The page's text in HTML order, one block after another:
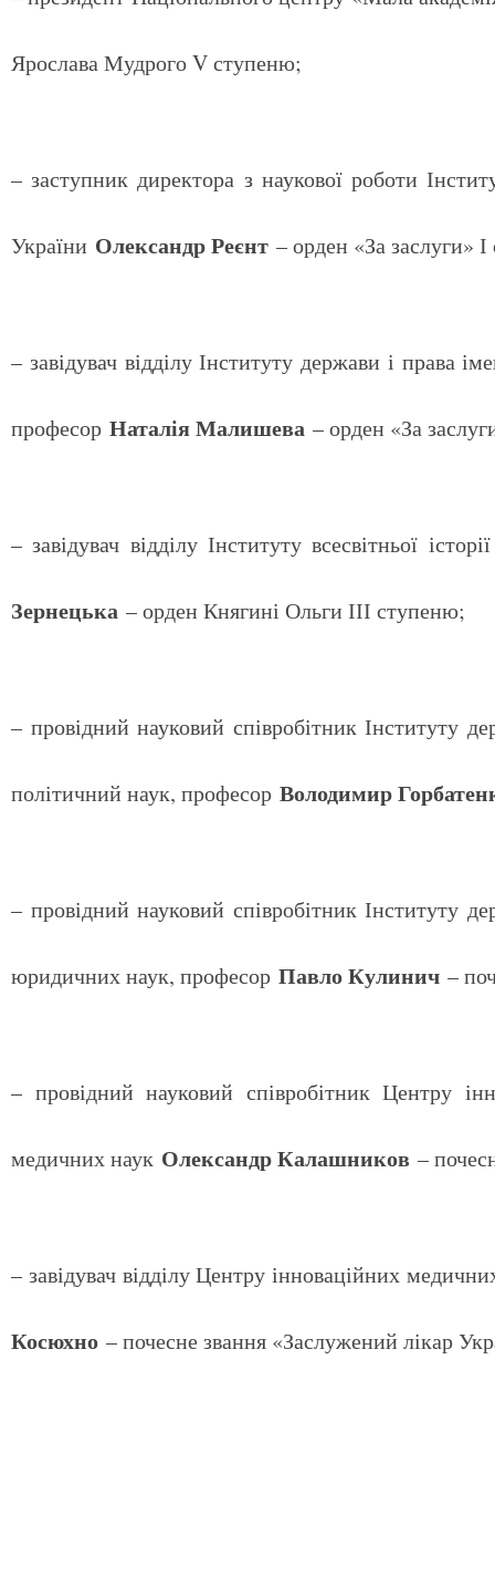
Ярослава Мудрого V ступеню;
– заступник директора з наукової роботи
України Олександр Реєнт – орден «За заслуги»
– завідувач відділу Інституту держави і
професор Наталія Малишева – орден «За
– завідувач відділу Інституту всесвітньої
Зернецька – орден Княгині Ольги ІІІ ступеню;
– провідний науковий співробітник Інституту
політичний наук, професор Володимир
– провідний науковий співробітник Інституту
юридичних наук, професор Павло Кулинич –
– провідний науковий співробітник Центру
медичних наук Олександр Калашников –
– завідувач відділу Центру інноваційних
Косюхно – почесне звання «Заслужений лікар